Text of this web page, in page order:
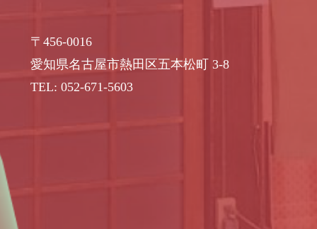
〒456-0016
愛知県名古屋市熱田区五本松町 3-8
TEL: 052-671-5603